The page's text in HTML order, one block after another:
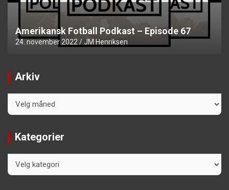
Amerikansk Fotball Podkast – Episode 67
24. november 2022 JM Henriksen
Arkiv
Kategorier